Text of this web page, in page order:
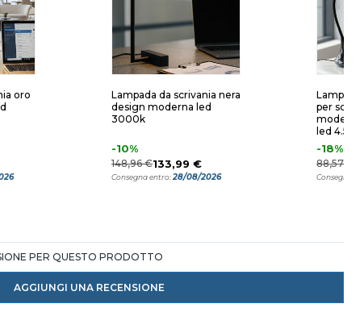
oro
Lampada da scrivania nera
design moderna led
3000k
-10%
148,96 €133,99 €
Consegna entro:28/08/2026
per
led
-18%
88,57 €
Consegna
PER QUESTO PRODOTTO
AGGIUNGI UNA RECENSIONE